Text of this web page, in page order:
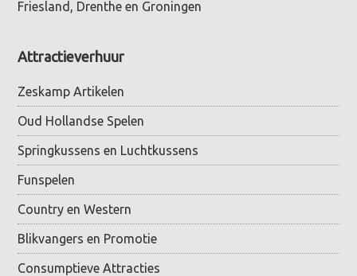
Friesland, Drenthe en Groningen
Attractieverhuur
Zeskamp Artikelen
Oud Hollandse Spelen
Springkussens en Luchtkussens
Funspelen
Country en Western
Blikvangers en Promotie
Consumptieve Attracties